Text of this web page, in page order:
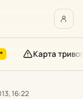
Карта тривог
16:22